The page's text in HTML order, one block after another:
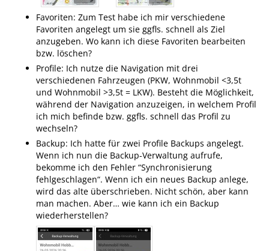
Favoriten: Zum Test habe ich mir verschiedene
Favoriten angelegt um sie ggfls. schnell als Ziel
anzugeben. Wo kann ich diese Favoriten bearbeiten
bzw. löschen?
Profile: Ich nutze die Navigation mit drei
verschiedenen Fahrzeugen (PKW, Wohnmobil <3,5t
und Wohnmobil >3,5t = LKW). Besteht die Möglichkeit,
während der Navigation anzuzeigen, in welchem Profil
ich mich befinde bzw. ggfls. schnell das Profil zu
wechseln?
Backup: Ich hatte für zwei Profile Backups angelegt.
Wenn ich nun die Backup-Verwaltung aufrufe,
bekomme ich den Fehler “Synchronisierung
fehlgeschlagen“. Wenn ich ein neues Backup anlege,
wird das alte überschrieben. Nicht schön, aber kann
man machen. Aber… wie kann ich ein Backup
wiederherstellen?